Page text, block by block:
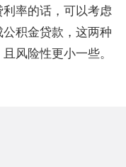
率的话，可以考虑
积金贷款，这两种
风险性更小一些。